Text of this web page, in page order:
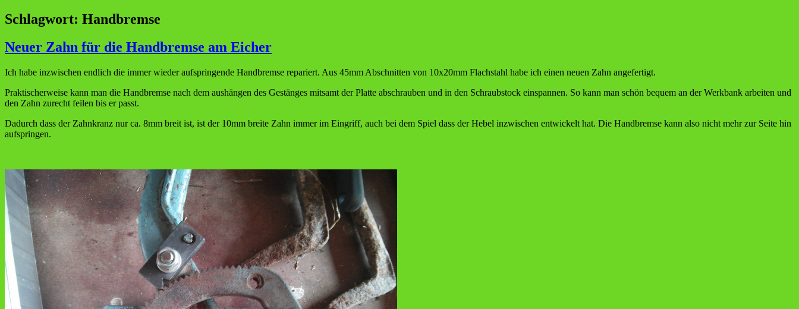
Schlagwort: Handbremse
Neuer Zahn für die Handbremse am Eicher
Ich habe inzwischen endlich die immer wieder aufspringende Handbremse repariert. Aus 45mm Abschnitten von 10x20mm Flachstahl habe ich einen neuen Zahn angefertigt.
Praktischerweise kann man die Handbremse nach dem aushängen des Gestänges mitsamt der Platte abschrauben und in den Schraubstock einspannen. So kann man schön bequem an der Werkbank arbeiten und
den Zahn zurecht feilen bis er passt.
Dadurch dass der Zahnkranz nur ca. 8mm breit ist, ist der 10mm breite Zahn immer im Eingriff, auch bei dem Spiel dass der Hebel inzwischen entwickelt hat. Die Handbremse kann also nicht mehr zur Seite hin
aufspringen.